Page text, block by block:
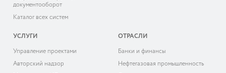
документооборот
Каталог всех систем
УСЛУГИ
Управление проектами
Авторский надзор
ОТРАСЛИ
Банки и финансы
Нефтегазовая промышленность